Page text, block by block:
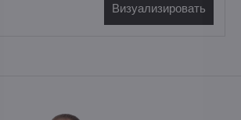
Визуализировать